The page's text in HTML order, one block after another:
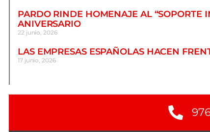
PARDO RINDE HOMENAJE AL “SOPORTE
ANIVERSARIO
22 junio, 2026
LAS EMPRESAS ESPAÑOLAS HACEN
17 junio, 2026